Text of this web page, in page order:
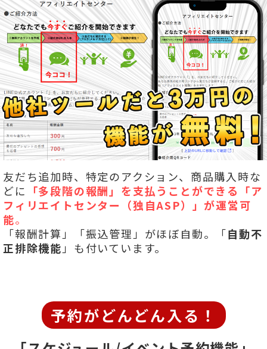
友だち追加時、特定のアクション、商品購入時な
どに 「多段階の報酬」を支払うことができる「ア
フィリエイトセンター（独自ASP）」が運営可
能。
「報酬計算」「振込管理」がほぼ自動。「自動不
正排除機能 」も付いています。
予約がどんどん入る！